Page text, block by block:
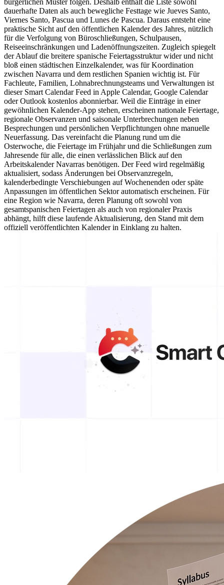
bürgerlichen Muster folgen. Deshalb enthält die Liste sowohl
dauerhafte Daten als auch bewegliche Festtage wie Jueves Santo,
Viernes Santo, Pascua und Lunes de Pascua. Daraus entsteht eine
praktische Sicht auf den öffentlichen Kalender des Jahres, nützlich
für die Verfolgung von Büroschließungen, Schulpausen,
Reiseeinschränkungen und Ladenöffnungszeiten. Zugleich spiegelt
der Ablauf die breitere spanische Feiertagsstruktur wider und nicht
bloß einen städtischen Einzelkalender, was für Koordination
zwischen Navarra und dem restlichen Spanien wichtig ist. Für
Fachleute, Familien, Lohnabrechnungsteams und Verwaltungen ist
dieser Smart Calendar Feed in Apple Calendar, Google Calendar
oder Outlook kostenlos abonnierbar. Weil die Einträge in einer
gewöhnlichen Kalender-App stehen, erscheinen nationale Feiertage,
regionale Observanzen und saisonale Unterbrechungen neben
Besprechungen und persönlichen Verpflichtungen ohne manuelle
Neuerfassung. Das vereinfacht die Planung rund um die
Osterwoche, die Feiertage im Frühjahr und die Schließungen zum
Jahresende für alle, die einen verlässlichen Blick auf den
Arbeitskalender Navarras benötigen. Der Feed wird regelmäßig
aktualisiert, sodass Änderungen bei Observanzregeln,
kalenderbedingte Verschiebungen auf Wochenenden oder späte
Anpassungen im öffentlichen Sektor automatisch erscheinen. Für
eine Region wie Navarra, deren Planung oft sowohl von
gesamtspanischen Feiertagen als auch von regionaler Praxis
abhängt, hilft diese laufende Aktualisierung, den Stand mit dem
offiziell veröffentlichten Kalender in Einklang zu halten.